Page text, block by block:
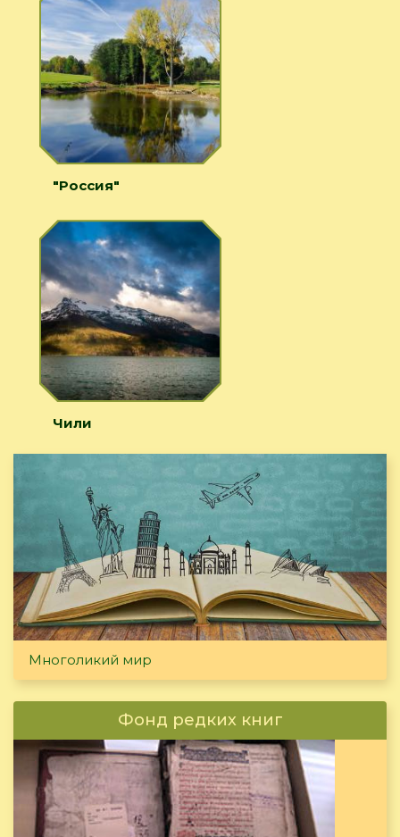
"Россия"
Чили
Многоликий мир
Фонд редких книг